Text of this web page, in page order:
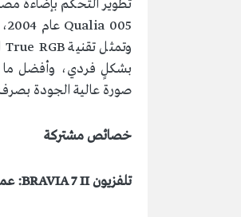
صورة عالية الجودة
خصائص مشتركة
تلفزيونBRAVIA 7 II
: